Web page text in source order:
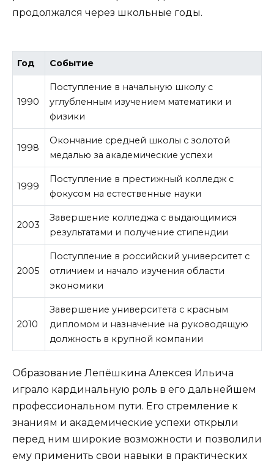
продолжался через школьные годы.
Год Событие
1990
Поступление в начальную школу с
углубленным изучением математики и
физики
1998
Окончание средней школы с золотой
медалью за академические успехи
1999
Поступление в престижный колледж с
фокусом на естественные науки
2003
Завершение колледжа с выдающимися
результатами и получение стипендии
2005
Поступление в российский университет с
отличием и начало изучения области
экономики
2010
Завершение университета с красным
дипломом и назначение на руководящую
должность в крупной компании
Образование Лепёшкина Алексея Ильича
играло кардинальную роль в его дальнейшем
профессиональном пути. Его стремление к
знаниям и академические успехи открыли
перед ним широкие возможности и позволили
ему применить свои навыки в практических